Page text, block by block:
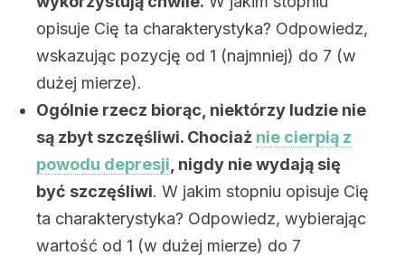
opisuje Cię ta charakterystyka? Odpowiedz,
wskazując pozycję od 1 (najmniej) do 7 (w
dużej mierze).
Ogólnie rzecz biorąc, niektórzy ludzie nie
są zbyt szczęśliwi. Chociaż nie cierpią z
powodu depresji , nigdy nie wydają się
być szczęśliwi. W jakim stopniu opisuje Cię
ta charakterystyka? Odpowiedz, wybierając
wartość od 1 (w dużej mierze) do 7